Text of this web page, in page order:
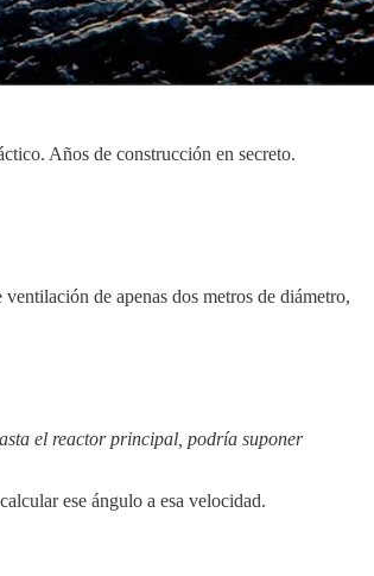
Años de construcción en secreto.
de apenas dos metros de diámetro,
el reactor principal, podría suponer
ese ángulo a esa velocidad.